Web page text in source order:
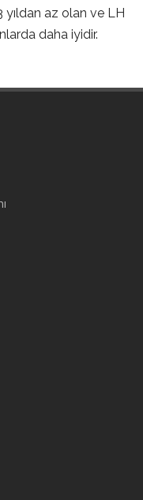
3 yıldan az olan ve LH
daha iyidir.